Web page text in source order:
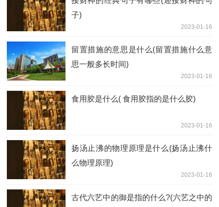
子)
2023-01-16
留置措施的意思是什么(留置措施什么意
思一般多长时间)
2023-01-16
食用胶是什么( 食用胶指的是什么胶)
2023-01-16
扬汤止沸的物理原理是什么(扬汤止沸什
么物理原理)
2023-01-16
古代六艺中的御是指的什么?(六艺之中的